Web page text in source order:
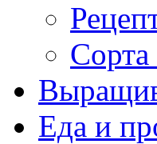
Сорта
Еда и